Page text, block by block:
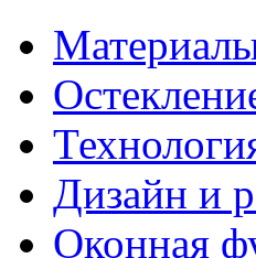
Дизайн и
Оконная